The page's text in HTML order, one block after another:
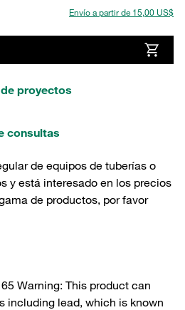
Envío a partir de 15,00 US$
proyectos
consultas
de equipos de tuberías o
y está interesado en los precios
de productos, por favor
Warning: This product can
including lead, which is known